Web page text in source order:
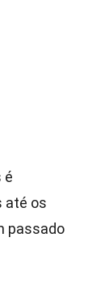
é
até os
passado